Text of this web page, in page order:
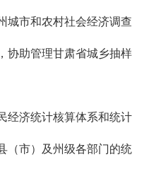
市和农村社会经济调查
协助管理甘肃省城乡抽样
济统计核算体系和统计
（市）及州级各部门的统